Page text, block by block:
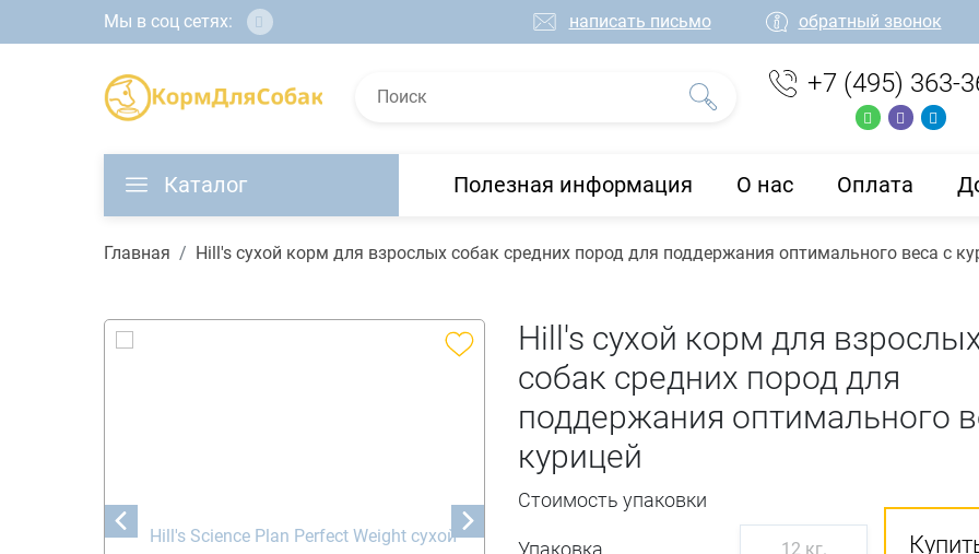
Мы в соц сетях: написать письмо обратный звонок
+7 (495) 363-
Каталог Полезная информация О нас Оплата
Главная Hill's сухой корм для взрослых собак средних пород для поддержания оптимального веса с
Hill's сухой корм для
собак средних пород для
поддержания оптимального
курицей
Стоимость упаковки
Упаковка 12 кг.